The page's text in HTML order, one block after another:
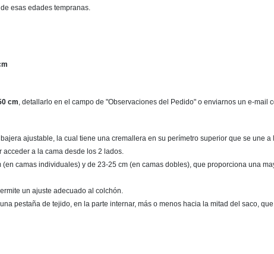
esas edades tempranas.
cm, detallarlo en el campo de "Observaciones del Pedido" o enviarnos un e-mail
ajustable, la cual tiene una cremallera en su perímetro superior que se une
a la cama desde los 2 lados.
camas individuales) y de 23-25 cm (en camas dobles), que proporciona una
un ajuste adecuado al colchón.
pestaña de tejido, en la parte internar, más o menos hacia la mitad del saco,